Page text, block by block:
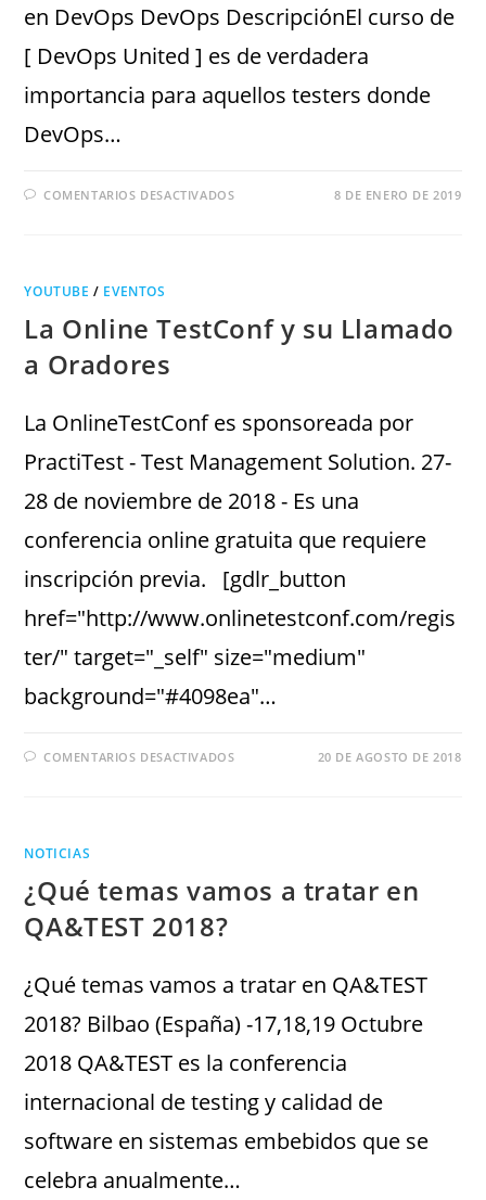
en DevOps DevOps DescripciónEl curso de
[ DevOps United ] es de verdadera
importancia para aquellos testers donde
DevOps…
COMENTARIOS DESACTIVADOS 8 DE ENERO DE 2019
YOUTUBE / EVENTOS
La Online TestConf y su Llamado
a Oradores
La OnlineTestConf es sponsoreada por
PractiTest - Test Management Solution. 27-
28 de noviembre de 2018 - Es una
conferencia online gratuita que requiere
inscripción previa. [gdlr_button
href="http://www.onlinetestconf.com/regis
ter/" target="_self" size="medium"
background="#4098ea"…
COMENTARIOS DESACTIVADOS 20 DE AGOSTO DE 2018
NOTICIAS
¿Qué temas vamos a tratar en
QA&TEST 2018?
¿Qué temas vamos a tratar en QA&TEST
2018? Bilbao (España) -17,18,19 Octubre
2018 QA&TEST es la conferencia
internacional de testing y calidad de
software en sistemas embebidos que se
celebra anualmente…